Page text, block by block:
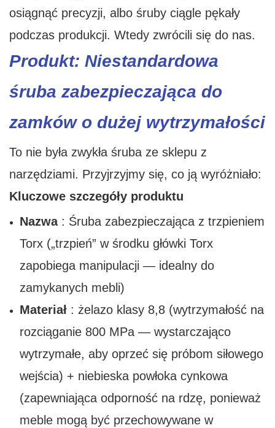
osiągnąć precyzji, albo śruby ciągle pękały
podczas produkcji. Wtedy zwrócili się do nas.
Produkt: Niestandardowa
śruba zabezpieczająca do
zamków o dużej wytrzymałości
To nie była zwykła śruba ze sklepu z
narzędziami. Przyjrzyjmy się, co ją wyróżniało:
Kluczowe szczegóły produktu
Nazwa: Śruba zabezpieczająca z trzpieniem
Torx („trzpień” w środku główki Torx
zapobiega manipulacji — idealny do
zamykanych mebli)
Materiał: żelazo klasy 8,8 (wytrzymałość na
rozciąganie 800 MPa — wystarczająco
wytrzymałe, aby oprzeć się próbom siłowego
wejścia) + niebieska powłoka cynkowa
(zapewniająca odporność na rdzę, ponieważ
meble mogą być przechowywane w